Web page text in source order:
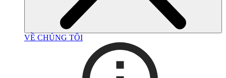
VỀ CHÚNG TÔI